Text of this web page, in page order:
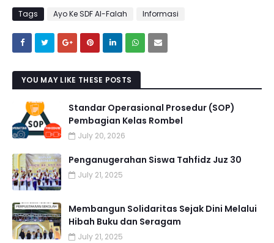
Tags Ayo Ke SDF Al-Falah Informasi
YOU MAY LIKE THESE POSTS
Standar Operasional Prosedur (SOP)
Pembagian Kelas Rombel
July 20, 2026
Penganugerahan Siswa Tahfidz Juz 30
July 21, 2025
Membangun Solidaritas Sejak Dini Melalui
Hibah Buku dan Seragam
July 21, 2025